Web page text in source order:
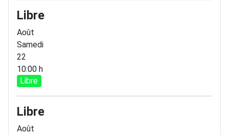
Libre
Août
Samedi
22
10:00 h
Libre
Libre
Août